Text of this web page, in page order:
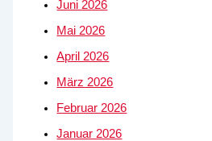
Juni 2026
Mai 2026
April 2026
März 2026
Februar 2026
Januar 2026